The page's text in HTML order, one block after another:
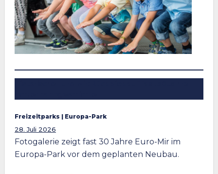
Freizeitparks | Europa-Park
28. Juli 2026
Fotogalerie zeigt fast 30 Jahre Euro-Mir im
Europa-Park vor dem geplanten Neubau.